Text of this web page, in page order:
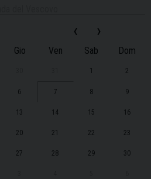
‹ ›
Gio Ven Sab Dom
1 2
6 7 8 9
13 14 15 16
20 21 22 23
27 28 29 30